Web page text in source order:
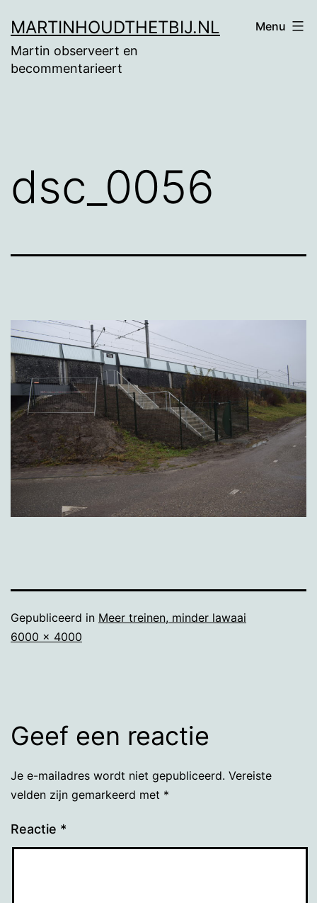
naar
de
MARTINHOUDTHETBIJ.NL
Martin observeert en
becommentarieert
Menu
dsc_0056
Gepubliceerd in Meer treinen, minder lawaai
Volledige
6000 × 4000
Geef een reactie
Je e-mailadres wordt niet gepubliceerd. Vereiste
velden zijn gemarkeerd met *
Reactie *